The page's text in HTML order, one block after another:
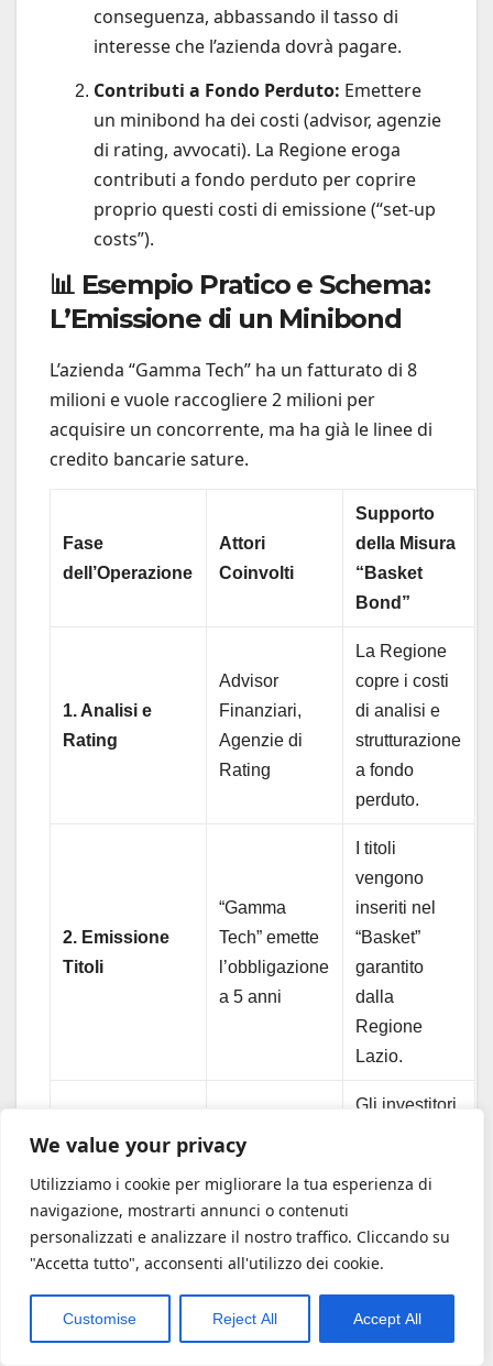
We value your privacy
Utilizziamo i cookie per migliorare la tua esperienza di
navigazione, mostrarti annunci o contenuti
personalizzati e analizzare il nostro traffico. Cliccando su
"Accetta tutto", acconsenti all'utilizzo dei cookie.
Customise Reject All Accept All
conseguenza, abbassando il tasso di
interesse che l’azienda dovrà pagare.
Contributi a Fondo Perduto: Emettere
un minibond ha dei costi (advisor, agenzie
di rating, avvocati). La Regione eroga
contributi a fondo perduto per coprire
proprio questi costi di emissione (“set-up
costs”).
📊 Esempio Pratico e Schema:
L’Emissione di un Minibond
L’azienda “Gamma Tech” ha un fatturato di 8
milioni e vuole raccogliere 2 milioni per
acquisire un concorrente, ma ha già le linee di
credito bancarie sature.
Fase
dell’Operazione
Attori
Coinvolti
Supporto
della Misura
“Basket
Bond”
1. Analisi e
Rating
Advisor
Finanziari,
Agenzie di
Rating
La Regione
copre i costi
di analisi e
strutturazione
a fondo
perduto.
2. Emissione
Titoli
“Gamma
Tech” emette
l’obbligazione
a 5 anni
I titoli
vengono
inseriti nel
“Basket”
garantito
dalla
Regione
Lazio.
3. Raccolta
Capitali
Istituzionali
Gli investitori
al rischio
garanzia
Il Basket Bond rappresenta la Serie A della